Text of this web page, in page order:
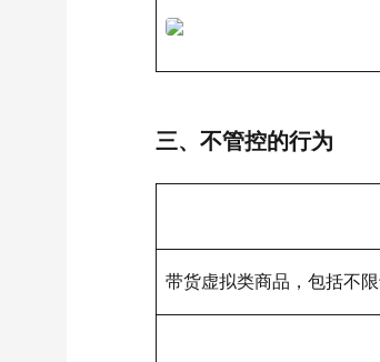
三、不管控的行为
带货虚拟类商品，包括不